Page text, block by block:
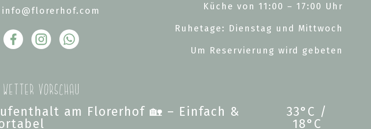
info@florerhof.com
Küche von 11:00 – 17:00 Uhr
Ruhetage: Dienstag und Mittwoch
Um Reservierung wird gebeten
Wetter Vorschau
33°C /
18°C